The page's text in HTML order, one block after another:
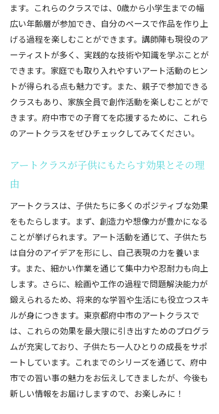
ます。これらのクラスでは、0歳から小学生までの幅
広い年齢層が参加でき、自分のペースで作品を作り上
げる過程を楽しむことができます。講師陣も現役のア
ーティストが多く、実践的な技術や知識を学ぶことが
できます。家庭でも取り入れやすいアート活動のヒン
トが得られる点も魅力です。また、親子で参加できる
クラスもあり、家族全員で創作活動を楽しむことがで
きます。府中市での子育てを応援するために、これら
のアートクラスをぜひチェックしてみてください。
アートクラスが子供にもたらす効果とその理
由
アートクラスは、子供たちに多くのポジティブな効果
をもたらします。まず、創造力や想像力が豊かになる
ことが挙げられます。アート活動を通じて、子供たち
は自分のアイデアを形にし、自己表現の力を養いま
す。また、細かい作業を通じて集中力や忍耐力も向上
します。さらに、絵画や工作の過程で問題解決能力が
鍛えられるため、将来的な学習や生活にも役立つスキ
ルが身につきます。東京都府中市のアートクラスで
は、これらの効果を最大限に引き出すためのプログラ
ムが充実しており、子供たち一人ひとりの成長をサポ
ートしています。これまでのシリーズを通じて、府中
市での習い事の魅力をお伝えしてきましたが、今後も
新しい情報をお届けしますので、お楽しみに！